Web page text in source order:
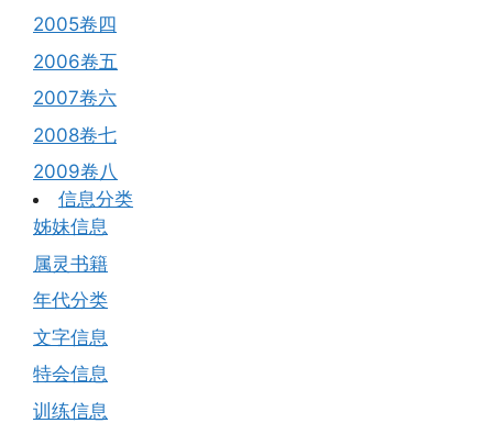
2005卷四
2006卷五
2007卷六
2008卷七
2009卷八
信息分类
姊妹信息
属灵书籍
年代分类
文字信息
特会信息
训练信息